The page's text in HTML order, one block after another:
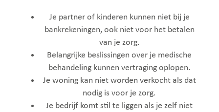
Je partner of kinderen kunnen niet bij je
bankrekeningen, ook niet voor het betalen
van je zorg.
Belangrijke beslissingen over je medische
behandeling kunnen vertraging oplopen.
Je woning kan niet worden verkocht als dat
nodig is voor je zorg.
Je bedrijf komt stil te liggen als je zelf niet